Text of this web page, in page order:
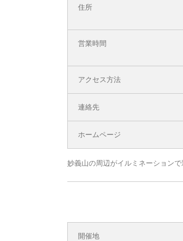
住所
営業時間
アクセス方法
連絡先
ホームページ
妙義山の周辺がイルミネーションで
開催地